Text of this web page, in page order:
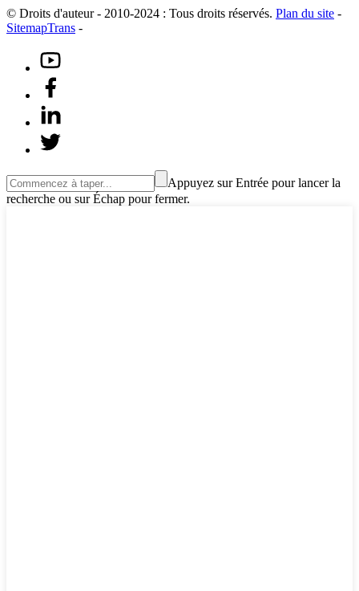
© Droits d'auteur - 2010-2024 : Tous droits réservés. Plan du site -
SitemapTrans -
Appuyez sur Entrée pour lancer la
recherche ou sur Échap pour fermer.